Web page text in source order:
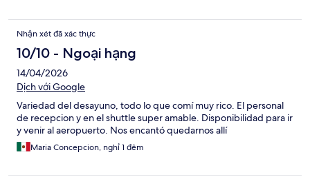
Nhận xét đã xác thực
10/10 - Ngoại hạng
14/04/2026
Dịch với Google
Variedad del desayuno, todo lo que comí muy rico. El personal
de recepcion y en el shuttle super amable. Disponibilidad para ir
y venir al aeropuerto. Nos encantó quedarnos allí
Maria Concepcion, nghỉ 1 đêm